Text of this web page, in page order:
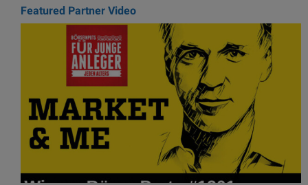
Featured Partner Video